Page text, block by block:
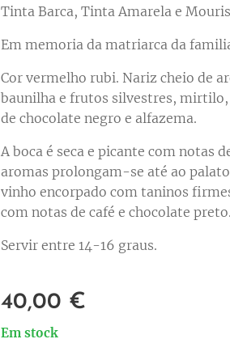
Tinta Barca, Tinta Amarela e
Em memoria da matriarca da
Cor vermelho rubi. Nariz cheio de
baunilha e frutos silvestres, mirtilo,
de chocolate negro e alfazema.
A boca é seca e picante com notas
aromas prolongam-se até ao
vinho encorpado com taninos
com notas de café e chocolate preto.
Servir entre 14-16 graus.
40,00 €
Em stock